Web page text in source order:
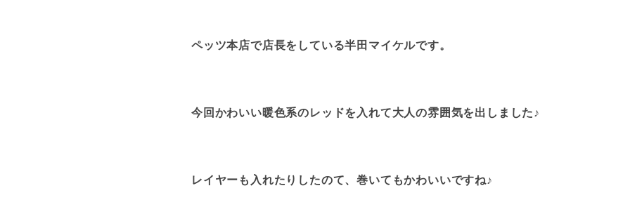
ペッツ本店で店長をしている半田マイケルです。
今回かわいい暖色系のレッドを入れて大人の雰囲気を出しました♪
レイヤーも入れたりしたのて、巻いてもかわいいですね♪